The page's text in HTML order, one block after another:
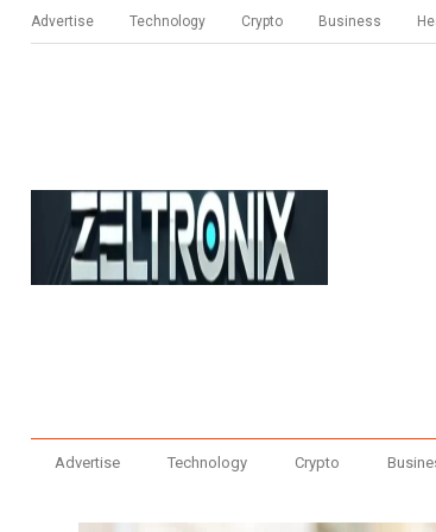
Advertise Technology Crypto Business
Advertise Technology Crypto